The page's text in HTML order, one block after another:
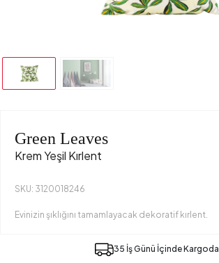
Green Leaves
Krem Yeşil Kırlent
SKU: 3120018246
Evinizin şıklığını tamamlayacak dekoratif kırlent.
35 İş Günü İçinde Kargoda